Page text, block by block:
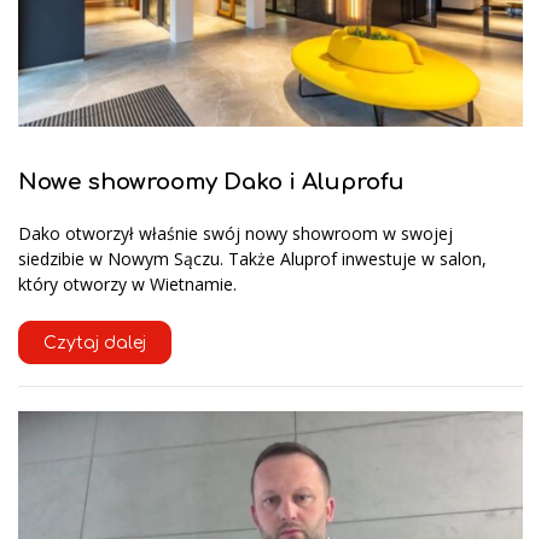
Nowe showroomy Dako i Aluprofu
Dako otworzył właśnie swój nowy showroom w swojej
siedzibie w Nowym Sączu. Także Aluprof inwestuje w salon,
który otworzy w Wietnamie.
Czytaj dalej